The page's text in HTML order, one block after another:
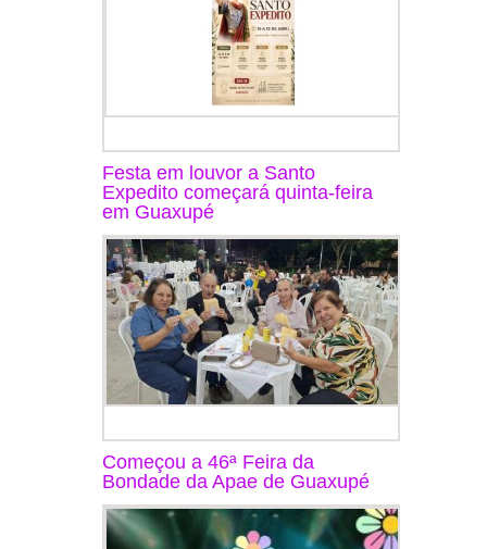
Festa em louvor a Santo
Expedito começará quinta-feira
em Guaxupé
Começou a 46ª Feira da
Bondade da Apae de Guaxupé